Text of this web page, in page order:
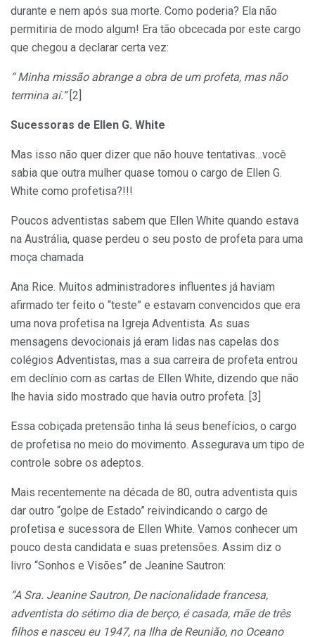
durante e nem após sua morte. Como poderia? Ela não
permitiria de modo algum! Era tão obcecada por este cargo
que chegou a declarar certa vez:
“ Minha missão abrange a obra de um profeta, mas não
termina aí.”[2]
Sucessoras de Ellen G. White
Mas isso não quer dizer que não houve tentativas…você
sabia que outra mulher quase tomou o cargo de Ellen G.
White como profetisa?!!!
Poucos adventistas sabem que Ellen White quando estava
na Austrália, quase perdeu o seu posto de profeta para uma
moça chamada
Ana Rice. Muitos administradores influentes já haviam
afirmado ter feito o “teste” e estavam convencidos que era
uma nova profetisa na Igreja Adventista. As suas
mensagens devocionais já eram lidas nas capelas dos
colégios Adventistas, mas a sua carreira de profeta entrou
em declínio com as cartas de Ellen White, dizendo que não
lhe havia sido mostrado que havia outro profeta. [3]
Essa cobiçada pretensão tinha lá seus benefícios, o cargo
de profetisa no meio do movimento. Assegurava um tipo de
controle sobre os adeptos.
Mais recentemente na década de 80, outra adventista quis
dar outro “golpe de Estado” reivindicando o cargo de
profetisa e sucessora de Ellen White. Vamos conhecer um
pouco desta candidata e suas pretensões. Assim diz o
livro “Sonhos e Visões” de Jeanine Sautron:
“A Sra. Jeanine Sautron, De nacionalidade francesa,
adventista do sétimo dia de berço, é casada, mãe de três
filhos e nasceu eu 1947, na Ilha de Reunião, no Oceano